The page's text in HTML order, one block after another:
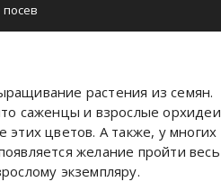
посев
растения из семян.
саженцы и взрослые орхидеи
цветов. А также, у многих
желание пройти весь
экземпляру.